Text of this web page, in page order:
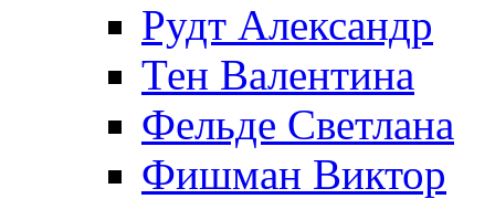
Рудт Александр
Тен Валентина
Фельде Светлана
Фишман Виктор